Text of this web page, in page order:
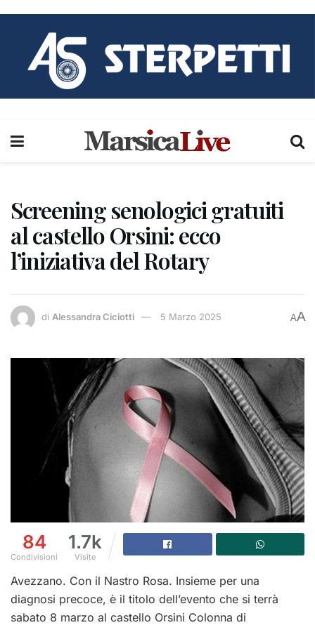
Screening senologici gratuiti
al castello Orsini: ecco
l’iniziativa del Rotary
di Alessandra Ciciotti 5 Marzo 2025 AA
84
Condivisioni
1.7k
Visite
Avezzano. Con il Nastro Rosa. Insieme per una
diagnosi precoce, è il titolo dell’evento che si terrà
sabato 8 marzo al castello Orsini Colonna di